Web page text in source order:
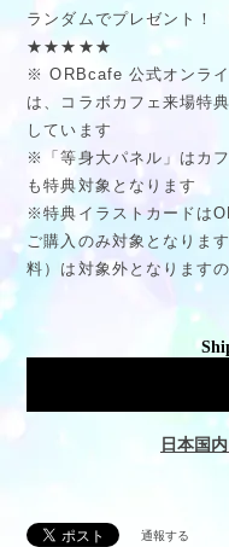
ランダムでプレゼント！
★★★★★
※ ORBcafe 公式オンラ
は、コラボカフェ来場特
しています
※「等身大パネル」はカ
も特典対象となります
※特典イラストカードは
ご購入のみ対象となりま
料）は対象外となります
日本国
通報する